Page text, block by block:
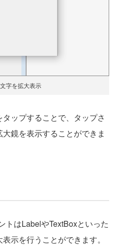
字を拡大表示
ップすることで、タップさ
鏡を表示することができま
トはLabelやTextBoxといった
示を行うことができます。